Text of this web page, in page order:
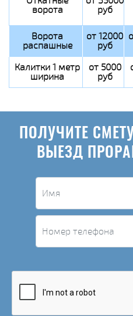
ворота руб
Ворота
распашные
от 12000
руб
Калитки 1 метр
ширина
от 5000
руб
ПОЛУЧИТЕ
ВЫЕЗД